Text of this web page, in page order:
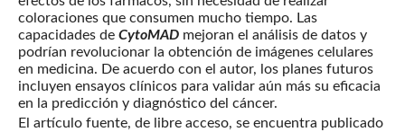
coloraciones que consumen mucho tiempo. Las
capacidades de CytoMAD mejoran el análisis de datos y
podrían revolucionar la obtención de imágenes celulares
en medicina. De acuerdo con el autor, los planes futuros
incluyen ensayos clínicos para validar aún más su eficacia
en la predicción y diagnóstico del cáncer.
El artículo fuente, de libre acceso, se encuentra publicado